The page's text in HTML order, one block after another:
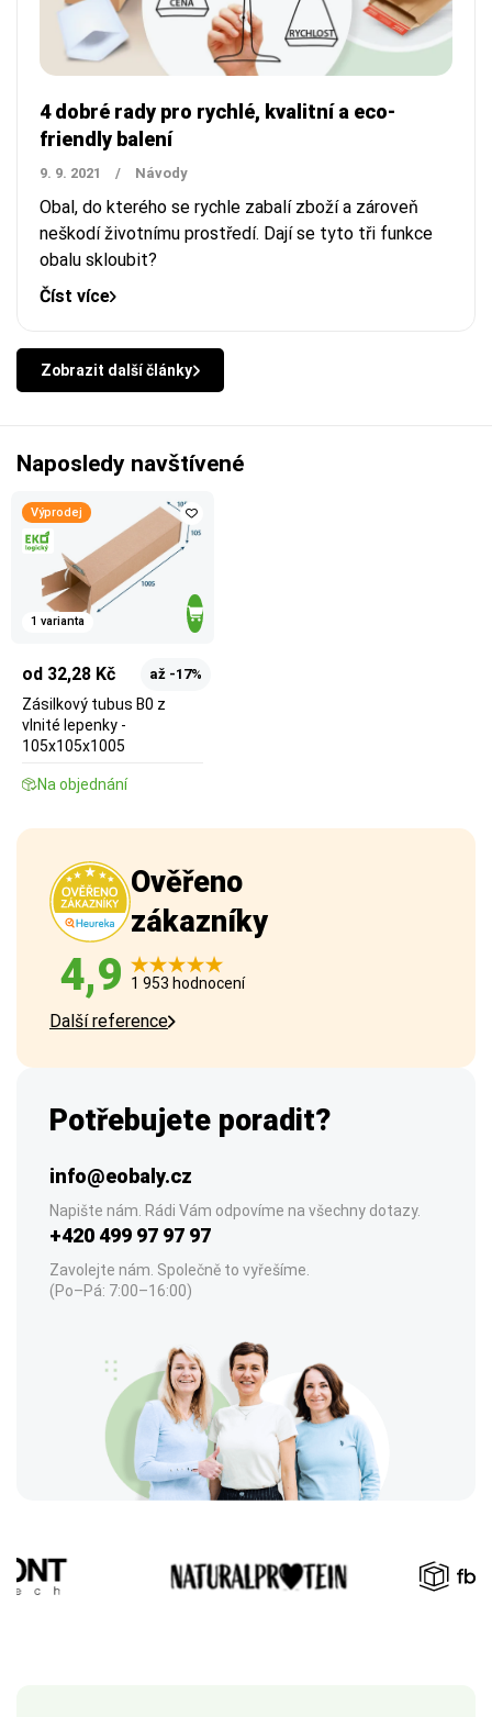
4 dobré rady pro rychlé, kvalitní a eco-
friendly balení
9. 9. 2021 / Návody
Obal, do kterého se rychle zabalí zboží a zároveň
neškodí životnímu prostředí. Dají se tyto tři funkce
obalu skloubit?
Číst více
Zobrazit další články
Naposledy navštívené
Výprodej
1 varianta
od 32,28 Kč až -17%
Zásilkový tubus B0 z
vlnité lepenky -
105x105x1005
Na objednání
Ověřeno
zákazníky
4,9 1 953 hodnocení
Další reference
Potřebujete poradit?
info@eobaly.cz
Napište nám. Rádi Vám odpovíme na všechny dotazy.
+420 499 97 97 97
Zavolejte nám. Společně to vyřešíme.
(Po–Pá: 7:00–16:00)